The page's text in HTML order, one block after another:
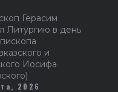
Герасим
Литургию в день
и
Иосифа
2026